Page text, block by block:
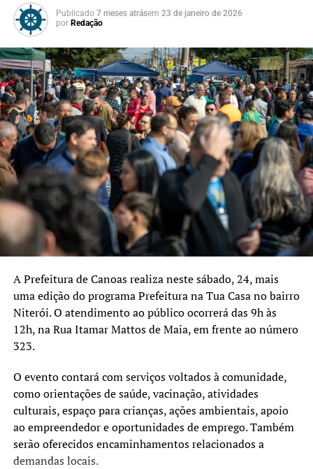
Publicado 7 meses atrásem 23 de janeiro de 2026
por Redação
A Prefeitura de Canoas realiza neste sábado, 24, mais
uma edição do programa Prefeitura na Tua Casa no bairro
Niterói. O atendimento ao público ocorrerá das 9h às
12h, na Rua Itamar Mattos de Maia, em frente ao número
323.
O evento contará com serviços voltados à comunidade,
como orientações de saúde, vacinação, atividades
culturais, espaço para crianças, ações ambientais, apoio
ao empreendedor e oportunidades de emprego. Também
serão oferecidos encaminhamentos relacionados a
demandas locais.